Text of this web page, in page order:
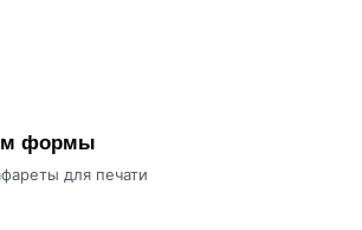
формы
для печати